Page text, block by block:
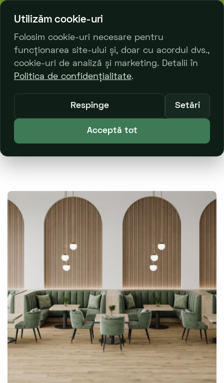
bl. Decebal 23/2
0
Catalog Produse
Podele din plută
Podele în lacăt
Dakota Oak Sand Wise Wood (la comandă)
Utilizăm cookie-uri
Folosim cookie-uri necesare pentru
funcționarea site-ului și, doar cu acordul dvs.,
cookie-uri de analiză și marketing. Detalii în
Politica de confidențialitate.
Respinge Setări
Acceptă tot